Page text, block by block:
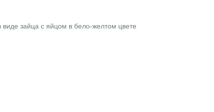
зайца с яйцом в бело-желтом цвете